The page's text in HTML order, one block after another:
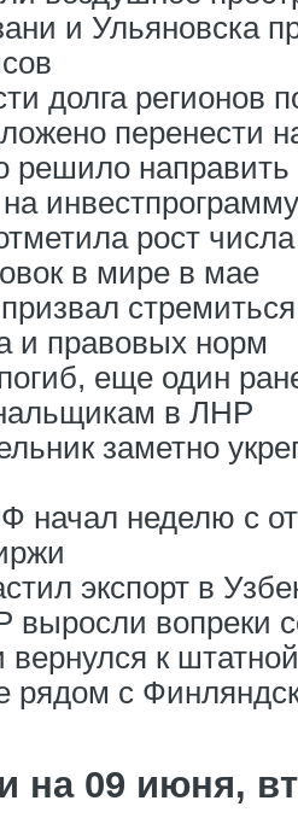
и Ульяновска
долга регионов
перенести
решило
на инвестпрограмму
рост
в мире в мае
и правовых норм
еще один
в ЛНР
заметно
начал неделю с
экспорт в
выросли вопреки
к
рядом с
на 09 июня,